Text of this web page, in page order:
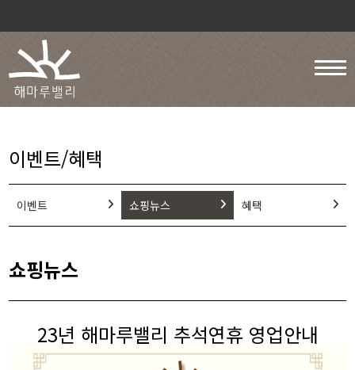
이벤트/혜택
이벤트 쇼핑뉴스 혜택
쇼핑뉴스
23년 해마루밸리 추석연휴 영업안내